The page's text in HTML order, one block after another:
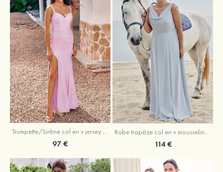
Trumpette/Sirène col en v jersey ras du sol robe de demoiselle d'honneur
97 € 114 €